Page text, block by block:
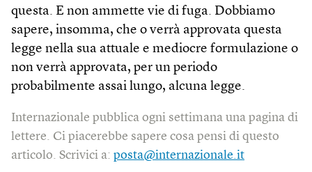
questa. E non ammette vie di fuga. Dobbiamo
sapere, insomma, che o verrà approvata questa
legge nella sua attuale e mediocre formulazione o
non verrà approvata, per un periodo
probabilmente assai lungo, alcuna legge.
Internazionale pubblica ogni settimana una pagina di
lettere. Ci piacerebbe sapere cosa pensi di questo
articolo. Scrivici a: posta@internazionale.it